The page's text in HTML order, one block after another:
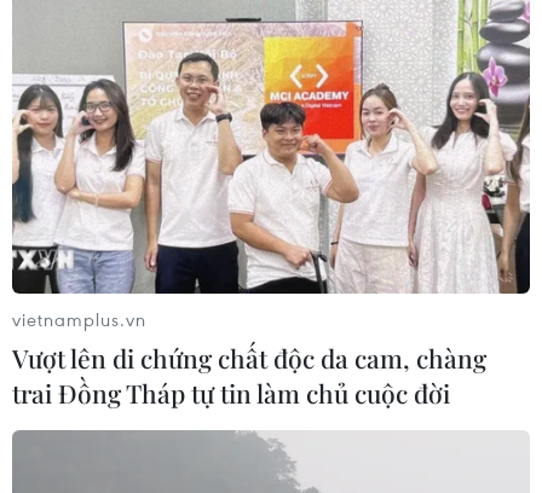
vietnamplus.vn
Vượt lên di chứng chất độc da cam, chàng
trai Đồng Tháp tự tin làm chủ cuộc đời